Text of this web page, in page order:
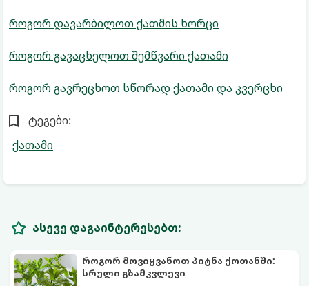
როგორ დავარბილოთ ქათმის ხორცი
როგორ გავაცხელოთ შემწვარი ქათამი
როგორ გავრეცხოთ სწორად ქათამი და კვერცხი
ტეგები:
ქათამი
ასევე დაგაინტერესებთ:
როგორ მოვიყვანოთ პიტნა ქოთანში:
სრული გზამკვლევი